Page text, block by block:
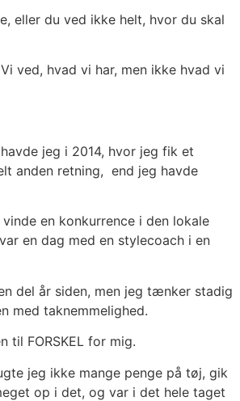
eller du ved ikke helt, hvor du skal
ved, hvad vi har, men ikke hvad vi
jeg i 2014, hvor jeg fik et
anden retning, end jeg havde
en konkurrence i den lokale
en dag med en stylecoach i en
del år siden, men jeg tænker stadig
med taknemmelighed.
til FORSKEL for mig.
jeg ikke mange penge på tøj, gik
op i det, og var i det hele taget